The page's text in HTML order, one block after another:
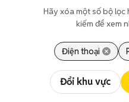
Hãy xóa một số bộ lọc
kiếm để xem
Điện thoại
Đổi khu vực